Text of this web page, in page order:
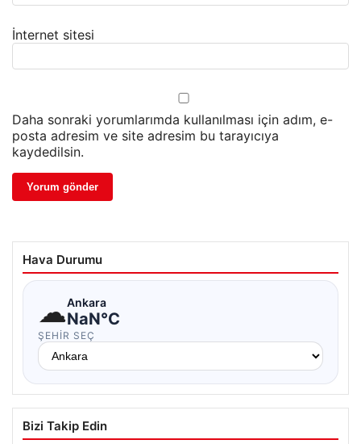
İnternet sitesi
Daha sonraki yorumlarımda kullanılması için adım, e-
posta adresim ve site adresim bu tarayıcıya
kaydedilsin.
Hava Durumu
☁Ankara
NaN°C
ŞEHIR SEÇ
Bizi Takip Edin